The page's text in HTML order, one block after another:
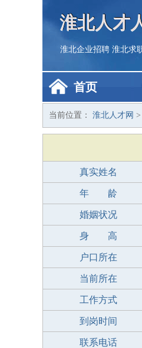
淮北人才
淮北企业招聘 淮北求
首页
当前位置： 淮北人才网 >
真实姓名
年 龄
婚姻状况
身 高
户口所在
当前所在
工作方式
到岗时间
联系电话